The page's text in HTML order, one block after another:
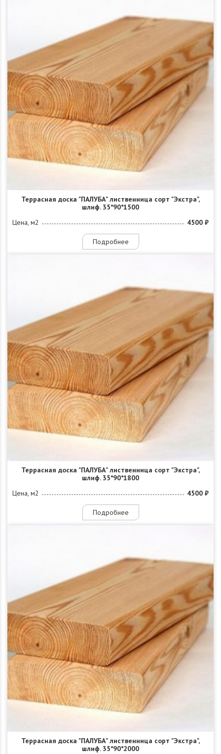
Террасная доска "ПАЛУБА" лиственница сорт "Экстра",
шлиф. 35*90*1500
Цена, м2
4500 ₽
Подробнее
Террасная доска "ПАЛУБА" лиственница сорт "Экстра",
шлиф. 35*90*1800
Цена, м2
4500 ₽
Подробнее
Террасная доска "ПАЛУБА" лиственница сорт "Экстра",
шлиф. 35*90*2000